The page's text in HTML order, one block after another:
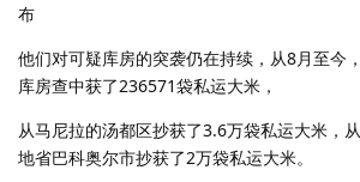
布
他们对可疑库房的突袭仍在持续，从8月至今
库房查中获了236571袋私运大米，
从马尼拉的汤都区抄获了3.6万袋私运大米，
地省巴科奥尔市抄获了2万袋私运大米。